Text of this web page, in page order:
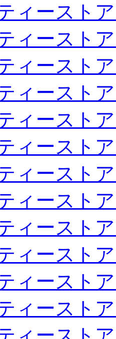
ィースト
ィースト
ィースト
ィースト
ィースト
ィースト
ィースト
ィースト
ィースト
ィースト
ィースト
ィースト